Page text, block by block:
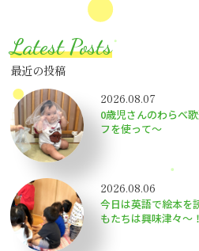
Latest Posts
最近の投稿
2026.08.07
0歳児さんのわらべ
フを使って～
2026.08.06
今日は英語で絵本を
もたちは興味津々〜！